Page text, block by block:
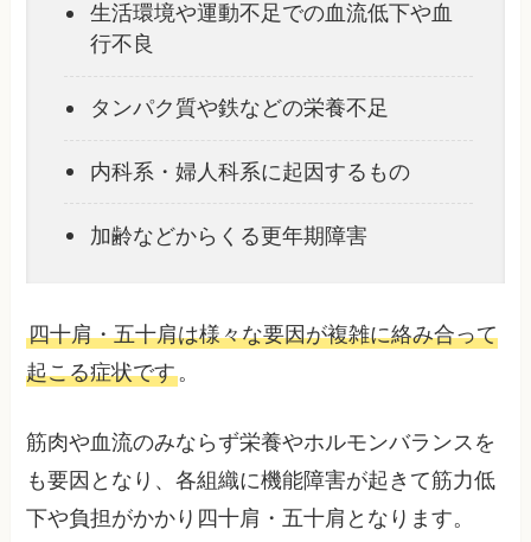
生活環境や運動不足での血流低下や血
行不良
タンパク質や鉄などの栄養不足
内科系・婦人科系に起因するもの
加齢などからくる更年期障害
四十肩・五十肩は様々な要因が複雑に絡み合って
起こる症状です。
筋肉や血流のみならず栄養やホルモンバランスを
も要因となり、各組織に機能障害が起きて筋力低
下や負担がかかり四十肩・五十肩となります。